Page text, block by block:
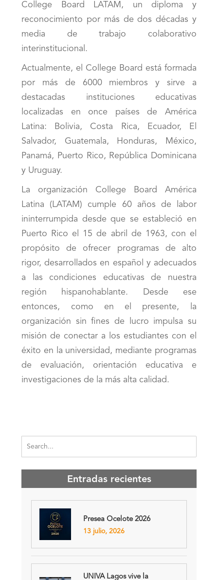
College Board LATAM, un diploma y
reconocimiento por más de dos décadas y
media de trabajo colaborativo
interinstitucional.
Actualmente, el College Board está formada
por más de 6000 miembros y sirve a
destacadas instituciones educativas
localizadas en once países de América
Latina: Bolivia, Costa Rica, Ecuador, El
Salvador, Guatemala, Honduras, México,
Panamá, Puerto Rico, República Dominicana
y Uruguay.
La organización College Board América
Latina (LATAM) cumple 60 años de labor
ininterrumpida desde que se estableció en
Puerto Rico el 15 de abril de 1963, con el
propósito de ofrecer programas de alto
rigor, desarrollados en español y adecuados
a las condiciones educativas de nuestra
región hispanohablante. Desde ese
entonces, como en el presente, la
organización sin fines de lucro impulsa su
misión de conectar a los estudiantes con el
éxito en la universidad, mediante programas
de evaluación, orientación educativa e
investigaciones de la más alta calidad.
Entradas recientes
Presea Ocelote 2026
13 julio, 2026
UNIVA Lagos vive la